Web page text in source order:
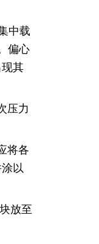
中载
偏心
其
压力
将各
以
放至